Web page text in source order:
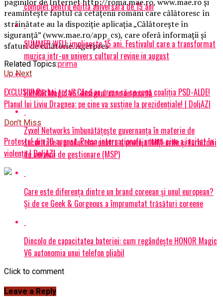
reaminteşte faptul că cetăţenii români care călătoresc în
străinătate au la dispoziţie aplicaţia „Călătoreşte în
siguranţă” (www.mae.ro/app_cs), care oferă informaţii şi
sfaturi de călătorie. Agerpres
Related Topics:prima
Up Next
EXCLUSIV! Război total! Când ar urma să se rupă coaliția PSD-ALDE!
Planul lui Liviu Dragnea: pe cine va susține la prezidențiale! | DoljAZI
Don't Miss
Protestul din 10 august. Presa internațională anunță cine a incitat la
violență | DoljAZI
complet pentru editia aniversara de 15 ani
SUMMER WELL implineste 15 ani. Festivalul care a transformat
muzica intr-un univers cultural revine in august
HONOR Magic V6: designul care se poartă
Zyxel Networks îmbunătățește guvernanța în materie de
securitate a produselor pentru a proteja IMM-urile și furnizorii
de servicii de gestionare (MSP)
Care este diferența dintre un brand coreean și unul european?
Și de ce Geek & Gorgeous a împrumutat trăsături coreene
Dincolo de capacitatea bateriei: cum regândește HONOR Magic
V6 autonomia unui telefon pliabil
Click to comment
Leave a Reply